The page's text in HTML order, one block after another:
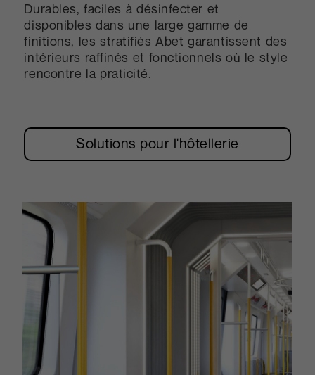
Durables, faciles à désinfecter et
disponibles dans une large gamme de
finitions, les stratifiés Abet garantissent des
intérieurs raffinés et fonctionnels où le style
rencontre la praticité.
Solutions pour l'hôtellerie